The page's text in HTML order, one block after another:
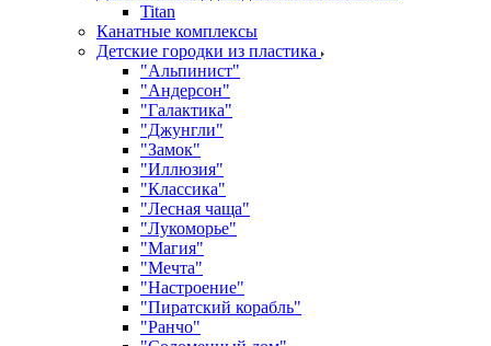
Titan
Канатные комплексы
Детские городки из пластика
"Альпинист"
"Андерсон"
"Галактика"
"Джунгли"
"Замок"
"Иллюзия"
"Классика"
"Лесная чаща"
"Лукоморье"
"Магия"
"Мечта"
"Настроение"
"Пиратский корабль"
"Ранчо"